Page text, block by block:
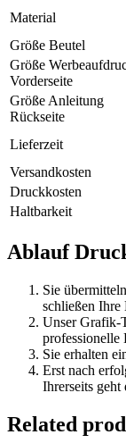
Material
Größe Beutel
Größe
Vorderseite
Größe Anleitung
Rückseite
Lieferzeit
Versandkosten
Druckkosten
Haltbarkeit
Ablauf
Sie
schließen Ihre
Unser Grafik-
professionelle
Sie erhalten
Erst nach
Ihrerseits
Related